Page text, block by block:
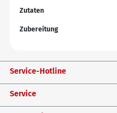
Zutaten
Zubereitung
Service-Hotline
Service